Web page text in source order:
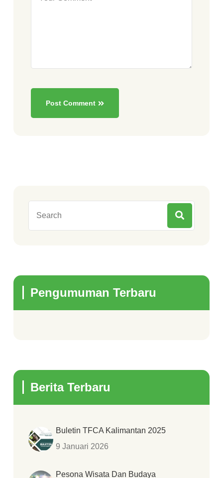
Post Comment
Pengumuman Terbaru
Berita Terbaru
Buletin TFCA Kalimantan 2025
9 Januari 2026
Pesona Wisata Dan Budaya